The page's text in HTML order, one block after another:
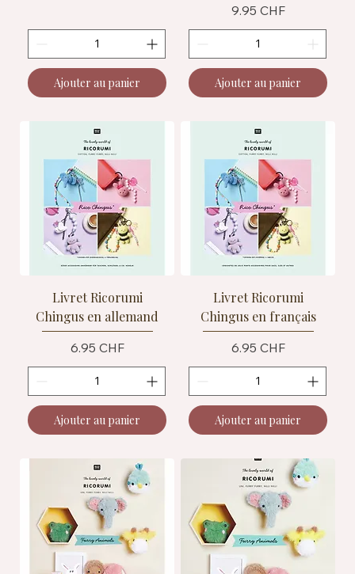
Ajouter au panier
Prix
9.95 CHF
Ajouter au panier
Livret Ricorumi
Chingus en allemand
Prix
6.95 CHF
Ajouter au panier
Livret Ricorumi
Chingus en français
Prix
6.95 CHF
Ajouter au panier